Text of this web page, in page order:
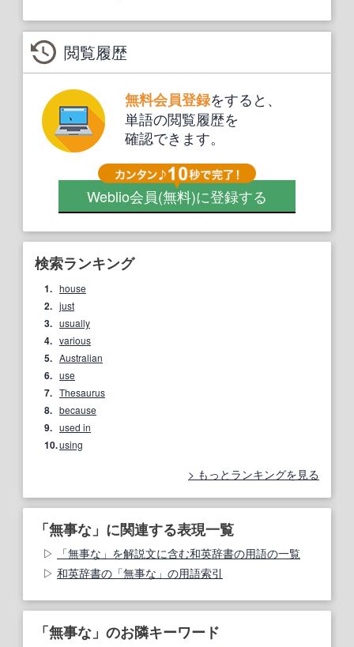
閲覧履歴
無料会員登録をすると、
単語の閲覧履歴を
確認できます。
Weblio会員(無料)に登録する
検索ランキング
1. house
2. just
3. usually
4. various
5. Australian
6. use
7. Thesaurus
8. because
9. used in
10.using
もっとランキングを見る
「無事な」に関連する表現一覧
「無事な」を解説文に含む和英辞書の用語の一覧
和英辞書の「無事な」の用語索引
「無事な」のお隣キーワード